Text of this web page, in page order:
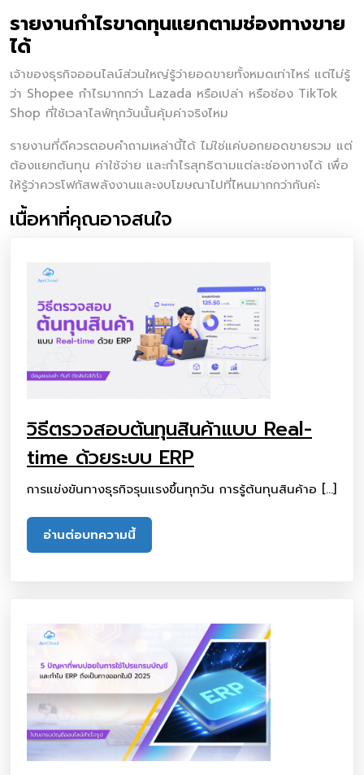
รายงานกำไรขาดทุนแยกตามช่องทางขาย
ได้
เจ้าของธุรกิจออนไลน์ส่วนใหญ่รู้ว่ายอดขายทั้งหมดเท่าไหร่ แต่ไม่รู้
ว่า Shopee กำไรมากกว่า Lazada หรือเปล่า หรือช่อง TikTok
Shop ที่ใช้เวลาไลฟ์ทุกวันนั้นคุ้มค่าจริงไหม
รายงานที่ดีควรตอบคำถามเหล่านี้ได้ ไม่ใช่แค่บอกยอดขายรวม แต่
ต้องแยกต้นทุน ค่าใช้จ่าย และกำไรสุทธิตามแต่ละช่องทางได้ เพื่อ
ให้รู้ว่าควรโฟกัสพลังงานและงบโฆษณาไปที่ไหนมากกว่ากันค่ะ
เนื้อหาที่คุณอาจสนใจ
วิธีตรวจสอบต้นทุนสินค้าแบบ Real-
time ด้วยระบบ ERP
การแข่งขันทางธุรกิจรุนแรงขึ้นทุกวัน การรู้ต้นทุนสินค้าอ […]
อ่านต่อบทความนี้